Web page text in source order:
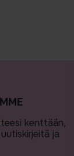
kenttään,
ja